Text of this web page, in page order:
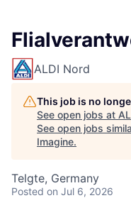
ALDI Nord
This job is no
See open jobs at
See open jobs
Imagine.
Telgte, Germany
Posted on Jul 6, 2026